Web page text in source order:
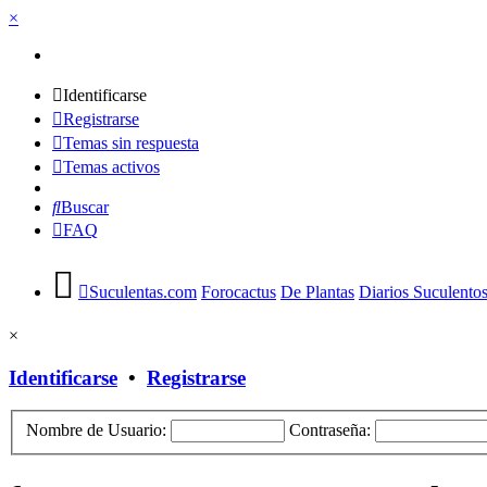
×
Identificarse
Registrarse
Temas sin respuesta
Temas activos
Buscar
FAQ
Suculentas.com Forocactus De Plantas Diarios Suculentos
×
Identificarse • Registrarse
Nombre de Usuario: Contraseña: